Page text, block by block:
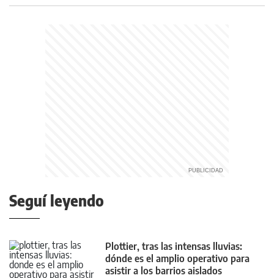
Seguí leyendo
Plottier, tras las intensas lluvias:
dónde es el amplio operativo para
asistir a los barrios aislados